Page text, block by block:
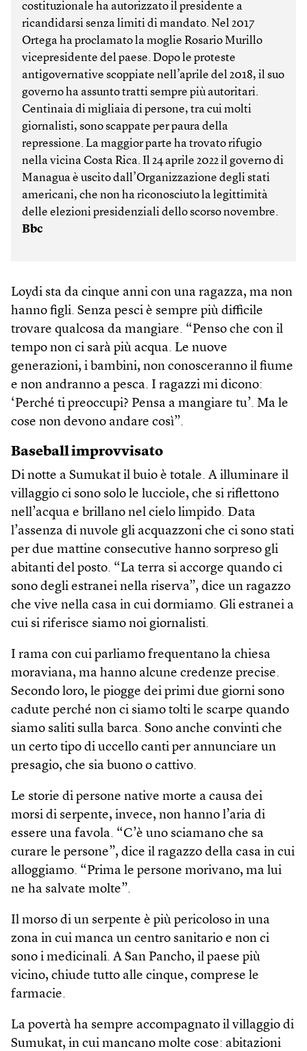
costituzionale ha autorizzato il presidente a
ricandidarsi senza limiti di mandato. Nel 2017
Ortega ha proclamato la moglie Rosario Murillo
vicepresidente del paese. Dopo le proteste
antigovernative scoppiate nell’aprile del 2018, il suo
governo ha assunto tratti sempre più autoritari.
Centinaia di migliaia di persone, tra cui molti
giornalisti, sono scappate per paura della
repressione. La maggior parte ha trovato rifugio
nella vicina Costa Rica. Il 24 aprile 2022 il governo di
Managua è uscito dall’Organizzazione degli stati
americani, che non ha riconosciuto la legittimità
delle elezioni presidenziali dello scorso novembre.
Bbc
Loydi sta da cinque anni con una ragazza, ma non
hanno figli. Senza pesci è sempre più difficile
trovare qualcosa da mangiare. “Penso che con il
tempo non ci sarà più acqua. Le nuove
generazioni, i bambini, non conosceranno il fiume
e non andranno a pesca. I ragazzi mi dicono:
‘Perché ti preoccupi? Pensa a mangiare tu’. Ma le
cose non devono andare così”.
Baseball improvvisato
Di notte a Sumukat il buio è totale. A illuminare il
villaggio ci sono solo le lucciole, che si riflettono
nell’acqua e brillano nel cielo limpido. Data
l’assenza di nuvole gli acquazzoni che ci sono stati
per due mattine consecutive hanno sorpreso gli
abitanti del posto. “La terra si accorge quando ci
sono degli estranei nella riserva”, dice un ragazzo
che vive nella casa in cui dormiamo. Gli estranei a
cui si riferisce siamo noi giornalisti.
I rama con cui parliamo frequentano la chiesa
moraviana, ma hanno alcune credenze precise.
Secondo loro, le piogge dei primi due giorni sono
cadute perché non ci siamo tolti le scarpe quando
siamo saliti sulla barca. Sono anche convinti che
un certo tipo di uccello canti per annunciare un
presagio, che sia buono o cattivo.
Le storie di persone native morte a causa dei
morsi di serpente, invece, non hanno l’aria di
essere una favola. “C’è uno sciamano che sa
curare le persone”, dice il ragazzo della casa in cui
alloggiamo. “Prima le persone morivano, ma lui
ne ha salvate molte”.
Il morso di un serpente è più pericoloso in una
zona in cui manca un centro sanitario e non ci
sono i medicinali. A San Pancho, il paese più
vicino, chiude tutto alle cinque, comprese le
farmacie.
La povertà ha sempre accompagnato il villaggio di
Sumukat, in cui mancano molte cose: abitazioni